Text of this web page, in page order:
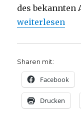
des
„„Erweiterter
weiterlesen
Sharen mit:
Facebook
Drucken